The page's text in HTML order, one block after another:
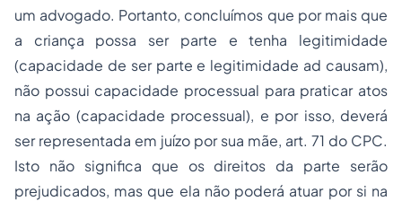
um advogado. Portanto, concluímos que por mais que
a criança possa ser parte e tenha legitimidade
(capacidade de ser parte e legitimidade ad causam),
não possui capacidade processual para praticar atos
na ação (capacidade processual), e por isso, deverá
ser representada em juízo por sua mãe, art. 71 do CPC.
Isto não significa que os direitos da parte serão
prejudicados, mas que ela não poderá atuar por si na